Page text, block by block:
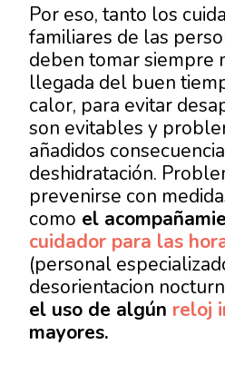
Por eso, tanto los
familiares de las
deben tomar siempre
llegada del buen
calor, para evitar
son evitables y
añadidos
deshidratación.
prevenirse con
como el
cuidador para las
(personal
desorientacion
el uso de algún reloj
mayores.